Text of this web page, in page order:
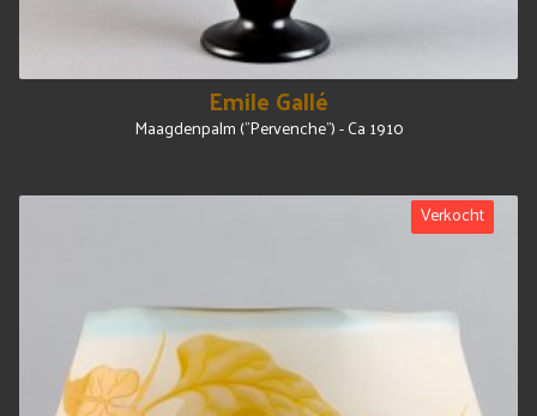
Emile Gallé
Maagdenpalm ("Pervenche") - Ca 1910
Verkocht